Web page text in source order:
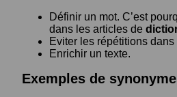
Définir un mot. C’est
dans les articles de
Eviter les répétitions dans
Enrichir un texte.
Exemples de